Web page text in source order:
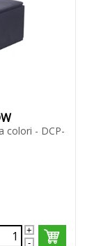
colori - DCP-